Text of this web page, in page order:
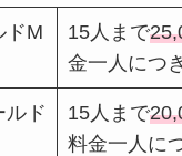
ドM
15人まで
金一人につ
ルド
15人まで
料金一人に